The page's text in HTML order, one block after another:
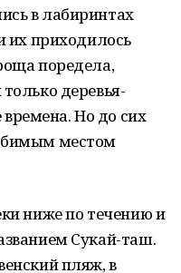
в лабиринтах
их приходилось
поредела,
деревья-
Но до сих
местом
ниже по течению и
Сукай-таш.
пляж, в